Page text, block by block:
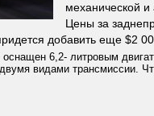
механической и
Цены за
добавить еще $2
6,2- литровым
видами трансмиссии.